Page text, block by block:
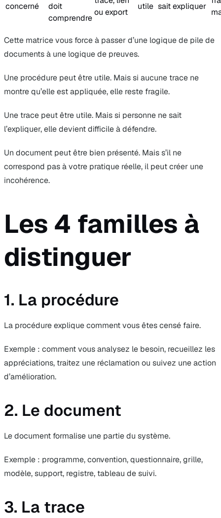
concerné
doit
comprendre
ou export
utile sait expliquer
Cette matrice vous force à passer d’une logique de pile de
documents à une logique de preuves.
Une procédure peut être utile. Mais si aucune trace ne
montre qu’elle est appliquée, elle reste fragile.
Une trace peut être utile. Mais si personne ne sait
l’expliquer, elle devient difficile à défendre.
Un document peut être bien présenté. Mais s’il ne
correspond pas à votre pratique réelle, il peut créer une
incohérence.
Les 4 familles à
distinguer
1. La procédure
La procédure explique comment vous êtes censé faire.
Exemple : comment vous analysez le besoin, recueillez les
appréciations, traitez une réclamation ou suivez une action
d’amélioration.
2. Le document
Le document formalise une partie du système.
Exemple : programme, convention, questionnaire, grille,
modèle, support, registre, tableau de suivi.
3. La trace